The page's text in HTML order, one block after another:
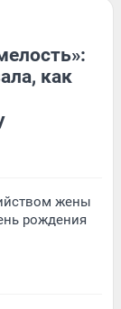
как
жены
рождения